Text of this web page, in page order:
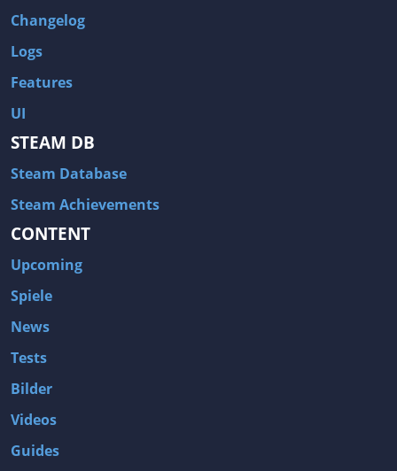
Changelog
Logs
Features
UI
STEAM DB
Steam Database
Steam Achievements
CONTENT
Upcoming
Spiele
News
Tests
Bilder
Videos
Guides